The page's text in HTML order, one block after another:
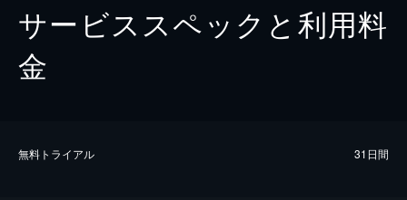
サービススペックと利用料
金
無料トライアル 31日間